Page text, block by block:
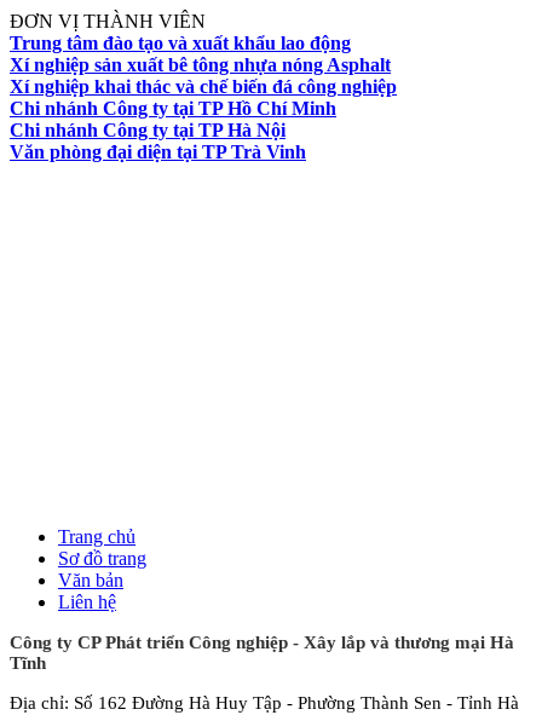
ĐƠN VỊ THÀNH VIÊN
Trung tâm đào tạo và xuất khẩu lao động
Xí nghiệp sản xuất bê tông nhựa nóng Asphalt
Xí nghiệp khai thác và chế biến đá công nghiệp
Chi nhánh Công ty tại TP Hồ Chí Minh
Chi nhánh Công ty tại TP Hà Nội
Văn phòng đại diện tại TP Trà Vinh
Trang chủ
Sơ đồ trang
Văn bản
Liên hệ
Công ty CP Phát triển Công nghiệp - Xây lắp và thương mại Hà
Tĩnh
Địa chỉ: Số 162 Đường Hà Huy Tập - Phường Thành Sen - Tỉnh Hà